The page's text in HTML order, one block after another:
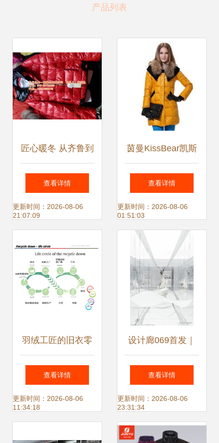
产品列表
匠心暖冬 从齐鲁到
燕赵，探寻精品羽
绒服定制的温度与
查看详情
更新时间：2026-08-06
21:07:09
茵曼KissBear凯斯
贝尔 英伦宫廷风羽
绒服，演绎冬日贵
查看详情
更新时间：2026-08-06
01:51:03
羽绒工匠的旧衣零
抛弃
查看详情
更新时间：2026-08-06
11:34:18
设计廊069首发｜
大犬建筑 工厂与零
售的共生，沉浸式
展览的试验场
查看详情
更新时间：2026-08-06
23:31:34